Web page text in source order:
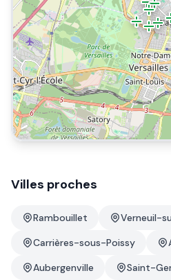
Villes proches
Rambouillet
Verneuil-
Carrières-sous-Poissy
Aubergenville
Saint-